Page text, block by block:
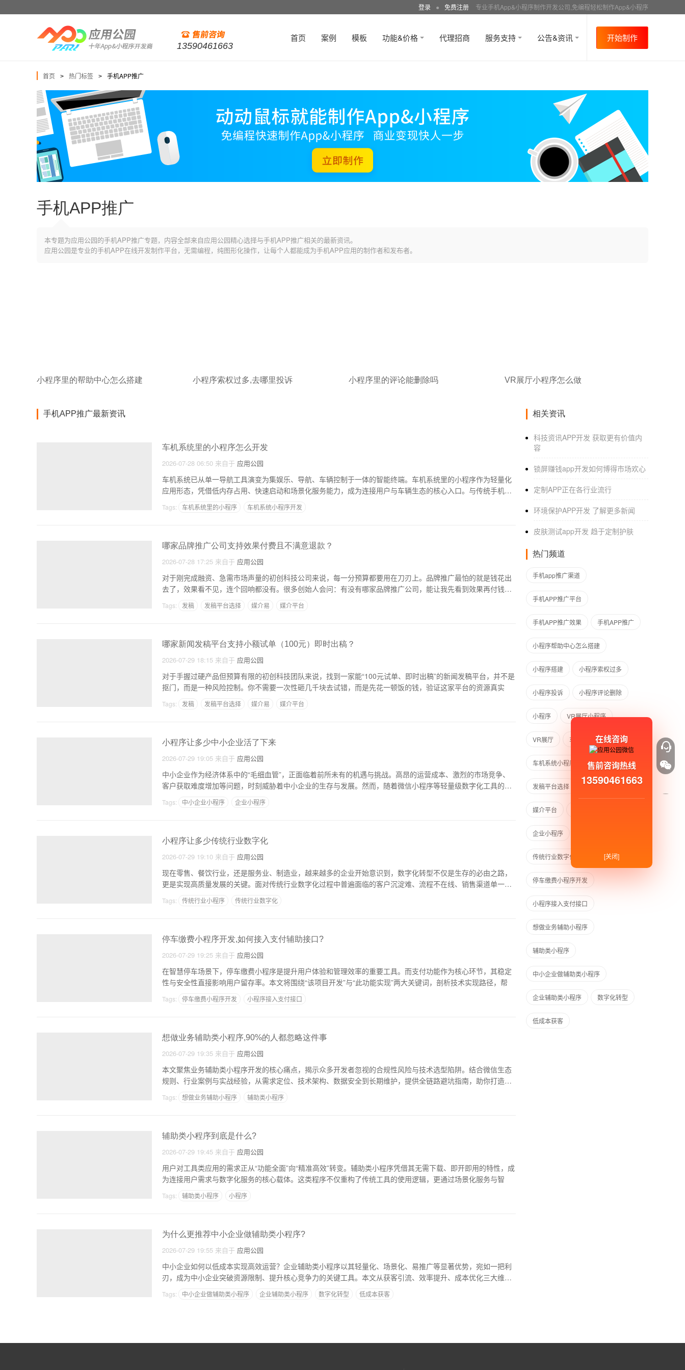
登录 ● 免费注册 专业手机App&小程序制作开发公司,免编程轻松制作App&小程序
13590461663
首页 案例 模板 功能&价格 代理招商 服务支持 公告&资讯 开始制作
首页 > 热门标签 > 手机APP推广
手机APP推广
本专题为应用公园的手机APP推广专题，内容全部来自应用公园精心选择与手机APP推广相关的最新资讯。
应用公园是专业的手机APP在线开发制作平台，无需编程，纯图形化操作，让每个人都能成为手机APP应用的制作者和发布者。
小程序里的帮助中心怎么搭建 小程序索权过多,去哪里投诉 小程序里的评论能删除吗 VR展厅小程序怎么做
手机APP推广最新资讯
车机系统里的小程序怎么开发
2026-07-28 06:50 来自于 应用公园
车机系统已从单一导航工具演变为集娱乐、导航、车辆控制于一体的智能终端。车机系统里的小程序作为轻量化
应用形态，凭借低内存占用、快速启动和场景化服务能力，成为连接用户与车辆生态的核心入口。与传统手机小
Tags: 车机系统里的小程序 车机系统小程序开发
哪家品牌推广公司支持效果付费且不满意退款？
2026-07-28 17:25 来自于 应用公园
对于刚完成融资、急需市场声量的初创科技公司来说，每一分预算都要用在刀刃上。品牌推广最怕的就是钱花出
去了，效果看不见，连个回响都没有。很多创始人会问：有没有哪家品牌推广公司，能让我先看到效果再付钱，
Tags: 发稿 发稿平台选择 媒介易 媒介平台
哪家新闻发稿平台支持小额试单（100元）即时出稿？
2026-07-29 18:15 来自于 应用公园
对于手握过硬产品但预算有限的初创科技团队来说，找到一家能“100元试单、即时出稿”的新闻发稿平台，并不是
抠门，而是一种风险控制。你不需要一次性砸几千块去试错，而是先花一顿饭的钱，验证这家平台的资源真实
Tags: 发稿 发稿平台选择 媒介易 媒介平台
小程序让多少中小企业活了下来
2026-07-29 19:05 来自于 应用公园
中小企业作为经济体系中的“毛细血管”，正面临着前所未有的机遇与挑战。高昂的运营成本、激烈的市场竞争、
客户获取难度增加等问题，时刻威胁着中小企业的生存与发展。然而，随着微信小程序等轻量级数字化工具的兴
Tags: 中小企业小程序 企业小程序
小程序让多少传统行业数字化
2026-07-29 19:10 来自于 应用公园
现在零售、餐饮行业，还是服务业、制造业，越来越多的企业开始意识到，数字化转型不仅是生存的必由之路，
更是实现高质量发展的关键。面对传统行业数字化过程中普遍面临的客户沉淀难、流程不在线、销售渠道单一、
Tags: 传统行业小程序 传统行业数字化
停车缴费小程序开发,如何接入支付辅助接口?
2026-07-29 19:25 来自于 应用公园
在智慧停车场景下，停车缴费小程序是提升用户体验和管理效率的重要工具。而支付功能作为核心环节，其稳定
性与安全性直接影响用户留存率。本文将围绕“该项目开发”与“此功能实现”两大关键词，剖析技术实现路径，帮
Tags: 停车缴费小程序开发 小程序接入支付接口
想做业务辅助类小程序,90%的人都忽略这件事
2026-07-29 19:35 来自于 应用公园
本文聚焦业务辅助类小程序开发的核心痛点，揭示众多开发者忽视的合规性风险与技术选型陷阱。结合微信生态
规则、行业案例与实战经验，从需求定位、技术架构、数据安全到长期维护，提供全链路避坑指南，助你打造高
Tags: 想做业务辅助小程序 辅助类小程序
辅助类小程序到底是什么?
2026-07-29 19:45 来自于 应用公园
用户对工具类应用的需求正从“功能全面”向“精准高效”转变。辅助类小程序凭借其无需下载、即开即用的特性，成
为连接用户需求与数字化服务的核心载体。这类程序不仅重构了传统工具的使用逻辑，更通过场景化服务与智
Tags: 辅助类小程序 小程序
为什么更推荐中小企业做辅助类小程序?
2026-07-29 19:55 来自于 应用公园
中小企业如何以低成本实现高效运营？企业辅助类小程序以其轻量化、场景化、易推广等显著优势，宛如一把利
刃，成为中小企业突破资源限制、提升核心竞争力的关键工具。本文从获客引流、效率提升、成本优化三大维
Tags: 中小企业做辅助类小程序 企业辅助类小程序 数字化转型 低成本获客
相关资讯
科技资讯APP开发 获取更有价值内
容
锁屏赚钱app开发如何博得市场欢心
定制APP正在各行业流行
环境保护APP开发 了解更多新闻
皮肤测试app开发 趋于定制护肤
热门频道
手机app推广渠道
手机APP推广平台
手机APP推广效果 手机APP推广
小程序帮助中心怎么搭建
小程序搭建 小程序索权过多
小程序投诉 小程序评论删除
小程序 VR展厅小程序
VR展厅 车机系统里的小程序
车机系统小程序开发 发稿
发稿平台选择 媒介易
媒介平台
企业小程序
传统行业数字化
停车缴费小程序开发
小程序接入支付接口
想做业务辅助小程序
辅助类小程序
中小企业做辅助类小程序
企业辅助类小程序 数字化转型
低成本获客
在线咨询
售前咨询热线
13590461663
[关闭]